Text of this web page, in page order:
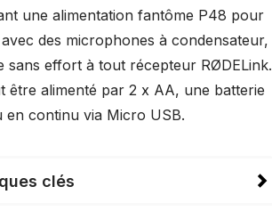
une alimentation fantôme P48 pour
des microphones à condensateur,
sans effort à tout récepteur RØDELink.
être alimenté par 2 x AA, une batterie
en continu via Micro USB.
clés